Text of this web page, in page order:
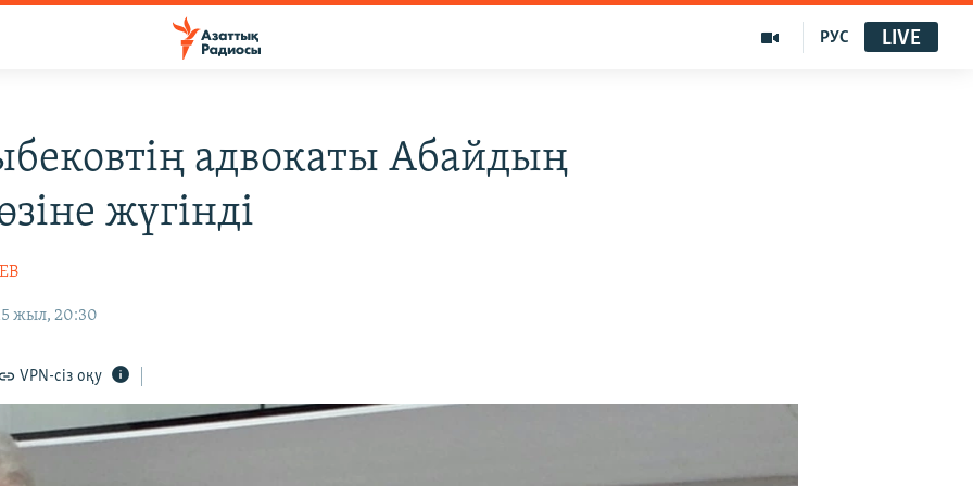
РУС LIVE
адвокаты Абайдың
жүгінді
жыл, 20:30
VPN-сіз оқу